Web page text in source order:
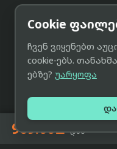
909.00₾-დან
Cookie
ჩვენ ვიყენებთ
cookie-ებს.
ებზე? უარყოფა